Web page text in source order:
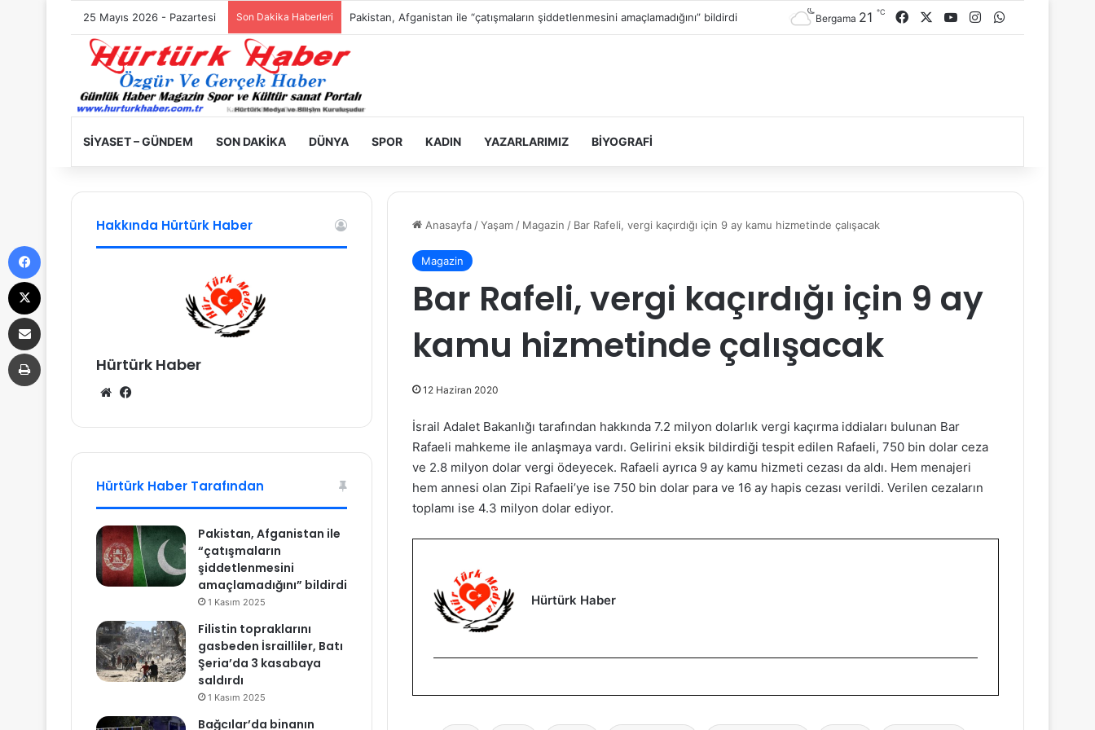
25 Mayıs 2026 - Pazartesi Son Dakika Haberleri Filistin topraklarını gasbeden İsrailliler, Batı Şeria’da 3 kasabaya saldırdı Bergama 21 ℃ Facebook YouTubeInstagram
SIYASET – GÜNDEM SON DAKIKA DÜNYA SPOR KADIN YAZARLARIMIZ BIYOGRAFI
Anasayfa /Yaşam / Magazin / Bar Rafeli, vergi kaçırdığı için 9 ay kamu hizmetinde çalışacak
Magazin
Bar Rafeli, vergi kaçırdığı için 9 ay
kamu hizmetinde çalışacak
12 Haziran 2020
İsrail Adalet Bakanlığı tarafından hakkında 7.2 milyon dolarlık vergi kaçırma iddiaları bulunan Bar
Rafaeli mahkeme ile anlaşmaya vardı. Gelirini eksik bildirdiği tespit edilen Rafaeli, 750 bin dolar ceza
ve 2.8 milyon dolar vergi ödeyecek. Rafaeli ayrıca 9 ay kamu hizmeti cezası da aldı. Hem menajeri
hem annesi olan Zipi Rafaeli’ye ise 750 bin dolar para ve 16 ay hapis cezası verildi. Verilen cezaların
toplamı ise 4.3 milyon dolar ediyor.
Hürtürk Haber
Hakkında Hürtürk Haber
Hürtürk Haber
We
sit
esi
bo
ok
Hürtürk Haber Tarafından
Pakistan, Afganistan ile
“çatışmaların
şiddetlenmesini
amaçlamadığını” bildirdi
1 Kasım 2025
Filistin topraklarını
gasbeden İsrailliler, Batı
Şeria’da 3 kasabaya
saldırdı
1 Kasım 2025
Bağcılar’da binanın